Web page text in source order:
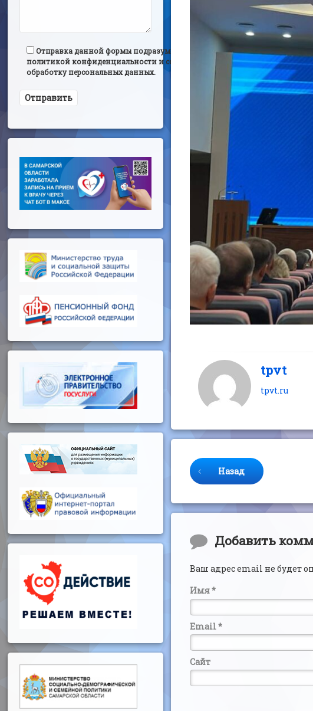
tpvt
tpvt.ru
Продолжайте читать
Назад
Комментарии
Добавить
Ваш адрес email не будет
Имя*
Email*
Сайт
Отправка данной формы подразумевает согласие с
политикой конфиденциальности и согласием на
обработку персональных данных.